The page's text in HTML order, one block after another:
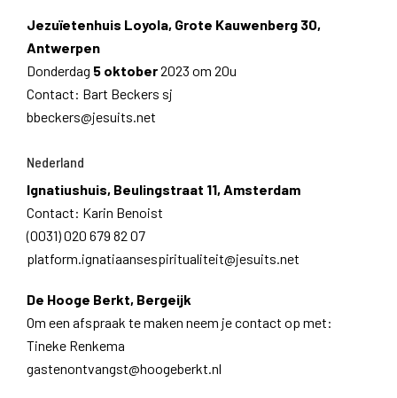
Jezuïetenhuis Loyola, Grote Kauwenberg 30,
Antwerpen
Donderdag 5 oktober2023 om 20u
Contact: Bart Beckers sj
bbeckers@jesuits.net
Nederland
Ignatiushuis, Beulingstraat 11, Amsterdam
Contact: Karin Benoist
(0031) 020 679 82 07
platform.ignatiaansespiritualiteit@jesuits.net
De Hooge Berkt, Bergeijk
Om een afspraak te maken neem je contact op met:
Tineke Renkema
gastenontvangst@hoogeberkt.nl